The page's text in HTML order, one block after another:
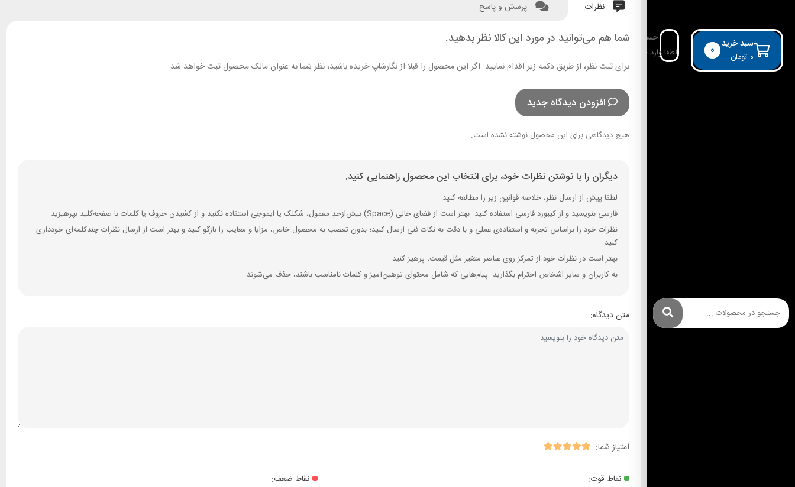
سبد خرید
تومان ۰ 0
حساب کاربری
لطفا وارد حساب خود شوید!
نظرات پرسش و پاسخ
شما هم می‌توانید در مورد این کالا نظر بدهید.
برای ثبت نظر، از طریق دکمه زیر اقدام نمایید. اگر این محصول را قبلا از نگارشاپ خریده باشید، نظر شما به عنوان مالک محصول ثبت خواهد شد.
افزودن دیدگاه جدید
هیچ دیدگاهی برای این محصول نوشته نشده است.
دیگران را با نوشتن نظرات خود، برای انتخاب این محصول راهنمایی کنید.
لطفا پیش از ارسال نظر، خلاصه قوانین زیر را مطالعه کنید:
فارسی بنویسید و از کیبورد فارسی استفاده کنید. بهتر است از فضای خالی (Space) بیش‌از‌حدِ معمول، شکلک یا ایموجی استفاده نکنید و از کشیدن حروف یا کلمات با صفحه‌کلید بپرهیزید.
نظرات خود را براساس تجربه و استفاده‌ی عملی و با دقت به نکات فنی ارسال کنید؛ بدون تعصب به محصول خاص، مزایا و معایب را بازگو کنید و بهتر است از ارسال نظرات چندکلمه‌‌ای خودداری
کنید.
بهتر است در نظرات خود از تمرکز روی عناصر متغیر مثل قیمت، پرهیز کنید.
به کاربران و سایر اشخاص احترام بگذارید. پیام‌هایی که شامل محتوای توهین‌آمیز و کلمات نامناسب باشند، حذف می‌شوند.
متن دیدگاه:
امتیاز شما:
نقاط قوت: نقاط ضعف: